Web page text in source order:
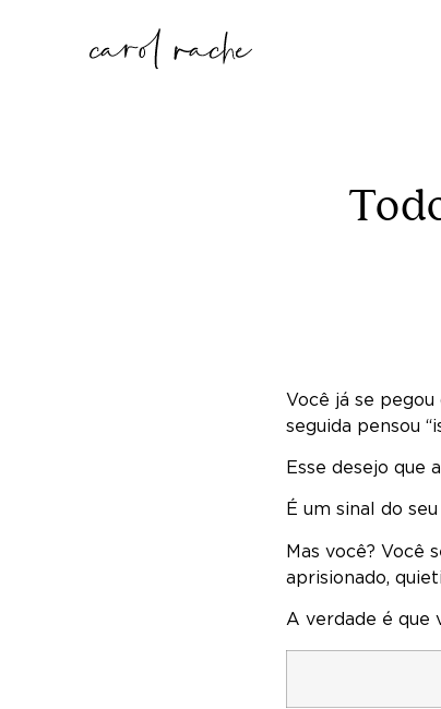
Você já se pegou
seguida pensou
Esse desejo que
É um sinal do
Mas você? Você
aprisionado,
A verdade é que